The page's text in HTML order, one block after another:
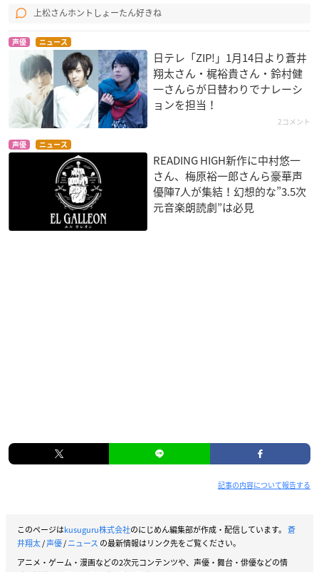
上松さんホントしょーたん好きね
声優 ニュース
日テレ「ZIP!」1月14日より蒼井
翔太さん・梶裕貴さん・鈴村健
一さんらが日替わりでナレーシ
ョンを担当！
2コメント
声優 ニュース
READING HIGH新作に中村悠一
さん、梅原裕一郎さんら豪華声
優陣7人が集結！幻想的な”3.5次
元音楽朗読劇”は必見
記事の内容について報告する
このページはkusuguru株式会社のにじめん編集部が作成・配信しています。 蒼
井翔太/声優/ニュース の最新情報はリンク先をご覧ください。
アニメ・ゲーム・漫画などの2次元コンテンツや、声優・舞台・俳優などの情